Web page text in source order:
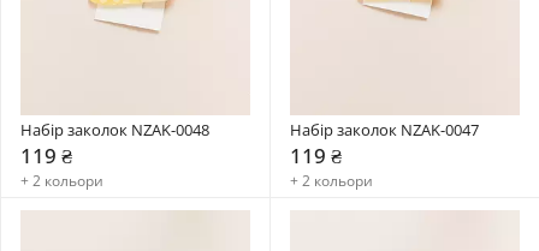
Набір заколок NZAK-0048
119 ₴
+ 2 кольори
Набір заколок NZAK-0047
119 ₴
+ 2 кольори